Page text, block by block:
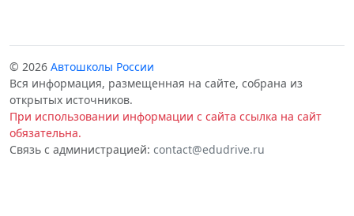
© 2026 Автошколы России
Вся информация, размещенная на сайте, собрана из
открытых источников.
При использовании информации с сайта ссылка на сайт
обязательна.
Связь с администрацией: contact@edudrive.ru